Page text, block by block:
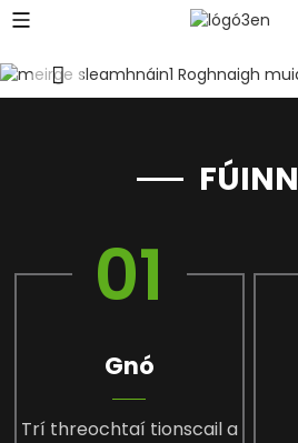
FÚINN
01
Gnó
Trí threochtaí tionscail a